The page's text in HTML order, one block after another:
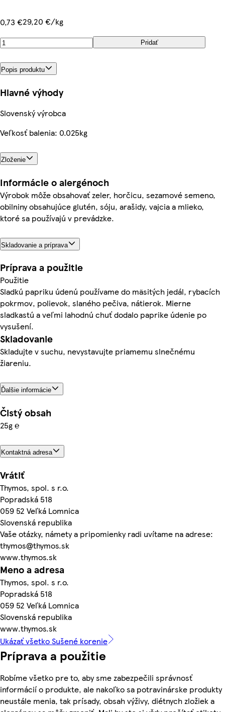
0,73 €29,20 €/kg
Pridať
Popis produktu
Hlavné výhody
Slovenský výrobca
Veľkosť balenia: 0.025kg
Zloženie
Informácie o alergénoch
Výrobok môže obsahovať zeler, horčicu, sezamové semeno,
obilniny obsahujúce glutén, sóju, arašidy, vajcia a mlieko,
ktoré sa používajú v prevádzke.
Skladovanie a príprava
Príprava a použitie
Použitie
Sladkú papriku údenú používame do mäsitých jedál, rybacích
pokrmov, polievok, slaného pečiva, nátierok. Mierne
sladkastú a veľmi lahodnú chuť dodalo paprike údenie po
vysušení.
Skladovanie
Skladujte v suchu, nevystavujte priamemu slnečnému
žiareniu.
Ďalšie informácie
Čistý obsah
25g ℮
Kontaktná adresa
Vrátiť
Thymos, spol. s r.o.
Popradská 518
059 52 Veľká Lomnica
Slovenská republika
Vaše otázky, námety a pripomienky radi uvítame na adrese:
thymos@thymos.sk
www.thymos.sk
Meno a adresa
Thymos, spol. s r.o.
Popradská 518
059 52 Veľká Lomnica
Slovenská republika
www.thymos.sk
Ukázať všetko Sušené korenie
Príprava a použitie
Robíme všetko pre to, aby sme zabezpečili správnosť
informácií o produkte, ale nakoľko sa potravinárske produkty
neustále menia, tak prísady, obsah výživy, diétnych zložiek a